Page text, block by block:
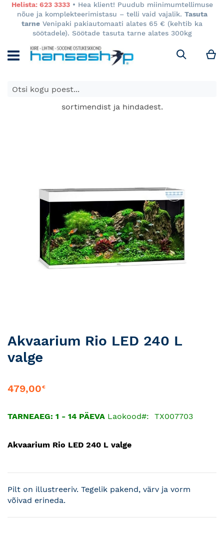
Helista: 623 3333• Hea klient! Puudub miinimumtellimuse
nõue ja komplekteerimistasu – telli vaid vajalik. Tasuta
tarne Venipaki pakiautomaati alates 65 € (kehtib ka
söötadele). Söötade tasuta tarne alates 300kg
Otsi
E-poes kuvatavad toodete hinnad kehtivad ainult e-
poes ja võivad erineda Keila ja Tartu poodide
sortimendist ja hindadest.
Skip
to
the
the
gallery
Akvaarium Rio LED 240 L
valge
479,00€
TARNEAEG: 1 - 14 PÄEVA Laokood TX007703
Akvaarium Rio LED 240 L valge
Pilt on illustreeriv. Tegelik pakend, värv ja vorm
võivad erineda.